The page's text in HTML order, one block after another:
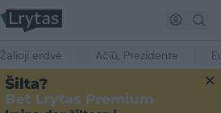
Žalioji erdvė Ačiū, Prezidente